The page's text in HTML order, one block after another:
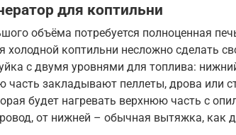
для коптильни
объёма потребуется полноценная
холодной коптильни несложно сделать
с двумя уровнями для топлива:
закладывают пеллеты, дрова или
будет нагревать верхнюю часть с
от нижней – обычная вытяжка, как